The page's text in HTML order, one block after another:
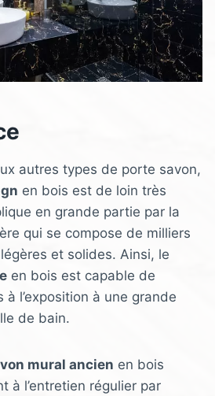
autres types de porte savon,
en bois est de loin très
en grande partie par la
qui se compose de milliers
et solides. Ainsi, le
en bois est capable de
l’exposition à une grande
de bain.
mural ancien en bois
à l’entretien régulier par